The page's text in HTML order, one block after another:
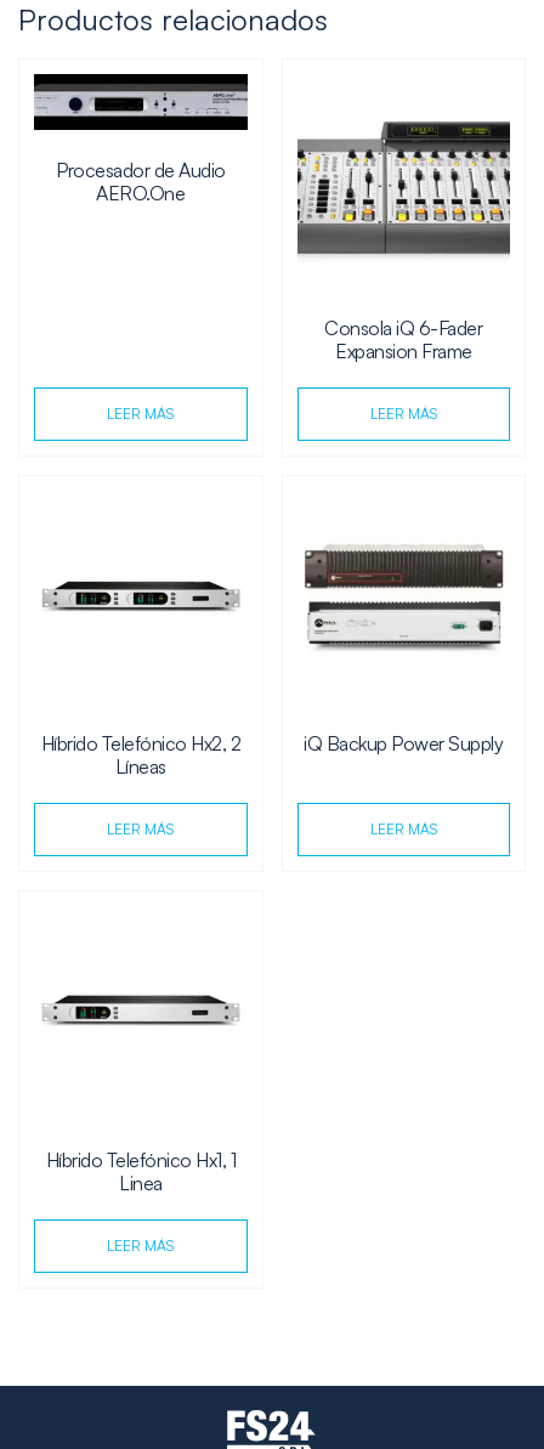
Productos relacionados
Procesador de Audio
AERO.One
LEER MÁS
Consola iQ 6-Fader
Expansion Frame
LEER MÁS
Híbrido Telefónico Hx2, 2
Líneas
LEER MÁS
iQ Backup Power Supply
LEER MÁS
Híbrido Telefónico Hx1, 1
Linea
LEER MÁS